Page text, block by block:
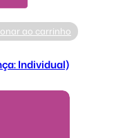
ao carrinho
Individual)